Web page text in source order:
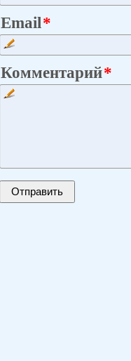
Email
Комментарий